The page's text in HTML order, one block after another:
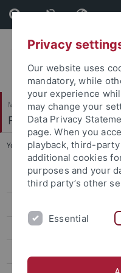
Skip
to
content
Skip
to
footer
Mathematisch-
Fachbereich Chemie
You are here: Startseite ...
Studienberatung
Studiengänge
Privacy
Our website uses
mandatory, while
your experience
may change your
Data Privacy
page. When you
playback, third-
additional cookies
purposes and your
third party’s other
Essential